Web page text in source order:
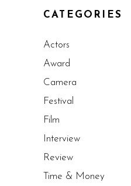
CATEGORIES
Actors
Award
Camera
Festival
Film
Interview
Review
Time & Money